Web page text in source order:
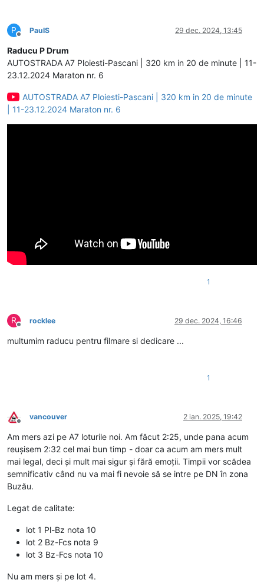
P
Deconectat
PaulS 29 dec. 2024, 13:45
Raducu P Drum
AUTOSTRADA A7 Ploiesti-Pascani | 320 km in 20 de minute | 11-
23.12.2024 Maraton nr. 6
AUTOSTRADA A7 Ploiesti-Pascani | 320 km in 20 de minute
| 11-23.12.2024 Maraton nr. 6
1
R
Deconectat
rocklee 29 dec. 2024, 16:46
multumim raducu pentru filmare si dedicare ...
1
Deconectat
vancouver 2 ian. 2025, 19:42
Am mers azi pe A7 loturile noi. Am făcut 2:25, unde pana acum
reușisem 2:32 cel mai bun timp - doar ca acum am mers mult
mai legal, deci și mult mai sigur și fără emoții. Timpii vor scădea
semnificativ când nu va mai fi nevoie să se intre pe DN în zona
Buzău.
Legat de calitate:
lot 1 Pl-Bz nota 10
lot 2 Bz-Fcs nota 9
lot 3 Bz-Fcs nota 10
Nu am mers și pe lot 4.